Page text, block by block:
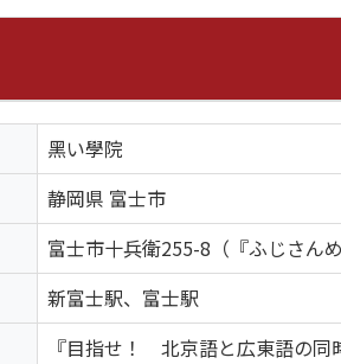
黑い學院
静岡県 富士市
富士市十兵衛255-8（『ふじさん
新富士駅、富士駅
『目指せ！ 北京語と広東語の同